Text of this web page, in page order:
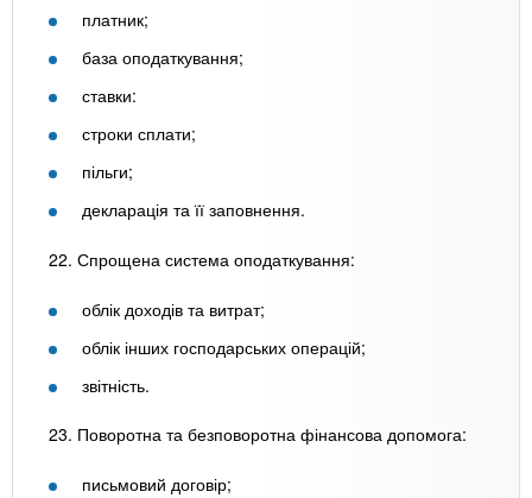
платник;
база оподаткування;
ставки:
строки сплати;
пільги;
декларація та її заповнення.
22. Спрощена система оподаткування:
облік доходів та витрат;
облік інших господарських операцій;
звітність.
23. Поворотна та безповоротна фінансова допомога:
письмовий договір;